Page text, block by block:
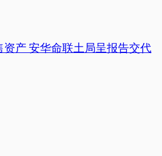
产 安华命联土局呈报告交代